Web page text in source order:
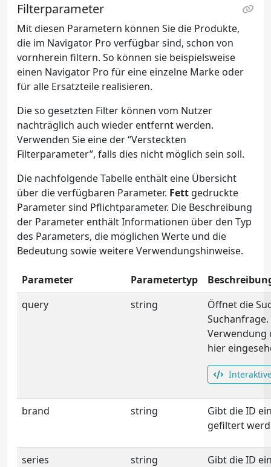
Filterparameter
Mit diesen Parametern können Sie die Produkte,
die im Navigator Pro verfügbar sind, schon von
vornherein filtern. So können sie beispielsweise
einen Navigator Pro für eine einzelne Marke oder
für alle Ersatzteile realisieren.
Die so gesetzten Filter können vom Nutzer
nachträglich auch wieder entfernt werden.
Verwenden Sie eine der “Versteckten
Filterparameter”, falls dies nicht möglich sein soll.
Die nachfolgende Tabelle enthält eine Übersicht
über die verfügbaren Parameter. Fett gedruckte
Parameter sind Pflichtparameter. Die Beschreibung
der Parameter enthält Informationen über den Typ
des Parameters, die möglichen Werte und die
Bedeutung sowie weitere Verwendungshinweise.
Parameter Parametertyp
query
string
Öffnet die
Verwendung
hier
brand string
Gibt die ID
gefiltert
series string
Gibt die ID